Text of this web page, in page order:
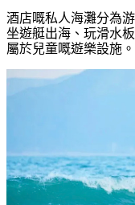
酒店嘅私人海灘分為
坐遊艇出海、玩滑水
屬於兒童嘅遊樂設施。